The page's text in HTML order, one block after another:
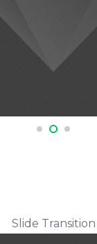
Slide Transition